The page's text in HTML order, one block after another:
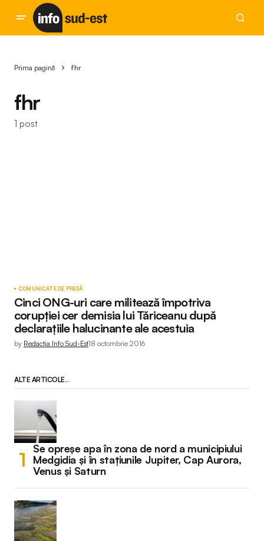
Prima pagină fhr
fhr
1 post
COMUNICATE DE PRESĂ
Cinci ONG-uri care militează împotriva
corupției cer demisia lui Tăriceanu după
declarațiile halucinante ale acestuia
by Redactia Info Sud-Est18 octombrie 2016
ALTE ARTICOLE...
Se opreșe apa în zona de nord a municipiului
Medgidia și în stațiunile Jupiter, Cap Aurora,
Venus și Saturn